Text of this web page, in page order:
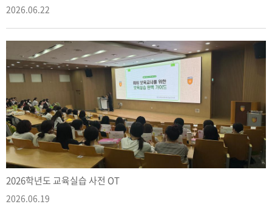
2026.06.22
2026학년도 교육실습 사전 OT
2026.06.19